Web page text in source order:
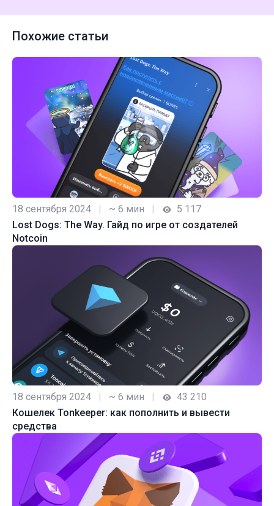
Похожие статьи
18 сентября 2024 | ~ 6 мин |
5 117
Lost Dogs: The Way. Гайд по игре от создателей
Notcoin
18 сентября 2024 | ~ 6 мин |
43 210
Кошелек Tonkeeper: как пополнить и вывести
средства